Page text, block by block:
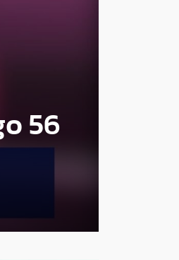
56